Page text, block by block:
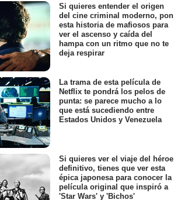
Si quieres entender el origen
del cine criminal moderno, pon
esta historia de mafiosos para
ver el ascenso y caída del
hampa con un ritmo que no te
deja respirar
La trama de esta película de
Netflix te pondrá los pelos de
punta: se parece mucho a lo
que está sucediendo entre
Estados Unidos y Venezuela
Si quieres ver el viaje del héroe
definitivo, tienes que ver esta
épica japonesa para conocer la
película original que inspiró a
'Star Wars' y 'Bichos'